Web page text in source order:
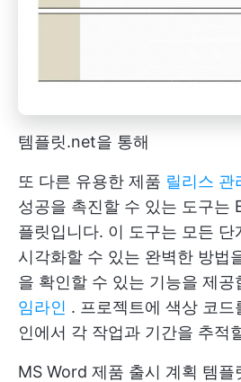
템플릿.net을 통해
또 다른 유용한 제품 릴리스 관
성공을 촉진할 수 있는 도구는
플릿입니다. 이 도구는 모든 단
시각화할 수 있는 완벽한 방법
을 확인할 수 있는 기능을 제공
임라인 . 프로젝트에 색상 코
인에서 각 작업과 기간을 추적
MS Word 제품 출시 계획 템플